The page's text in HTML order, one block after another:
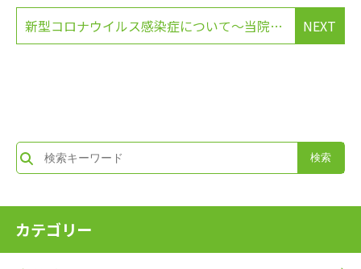
NEXT
新型コロナウイルス感染症について～当院の状況 4/24
カテゴリー